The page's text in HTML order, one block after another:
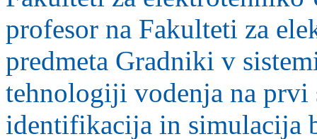
profesor na Fakulteti za
predmeta Gradniki v
tehnologiji vodenja na
identifikacija in simulacija